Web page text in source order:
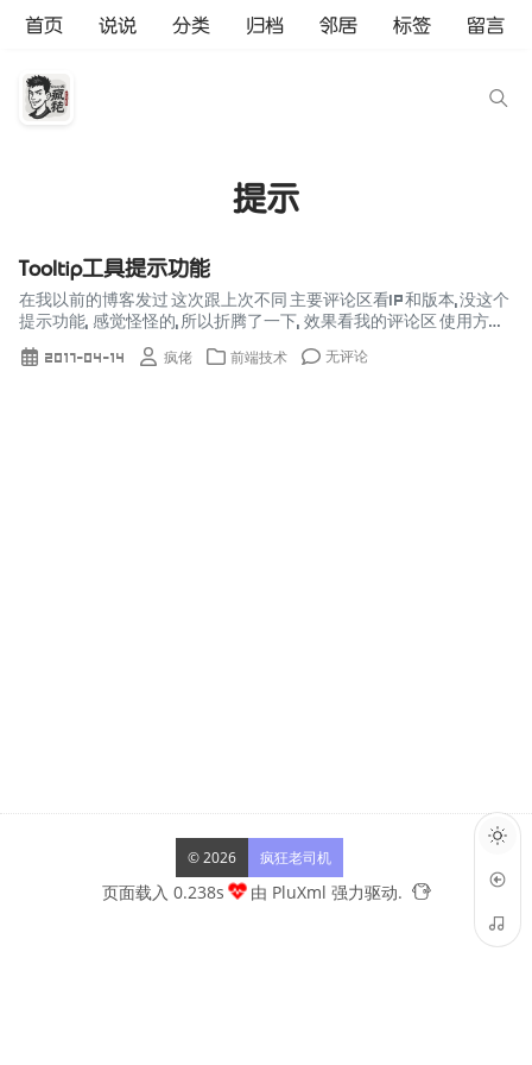
首页 说说 分类 归档 邻居 标签 留言
提示
Tooltip工具提示功能
在我以前的博客发过 这次跟上次不同 主要评论区看IP和版本,没这个
提示功能, 感觉怪怪的,所以折腾了一下, 效果看我的评论区 使用方法
使用比较绿色的做法, 提示工具的样式使用CSS自定义, jQ...
2017-04-14 疯佬 前端技术 无评论
© 2026 疯狂老司机
页面载入 0.238s 由 PluXml 强力驱动.